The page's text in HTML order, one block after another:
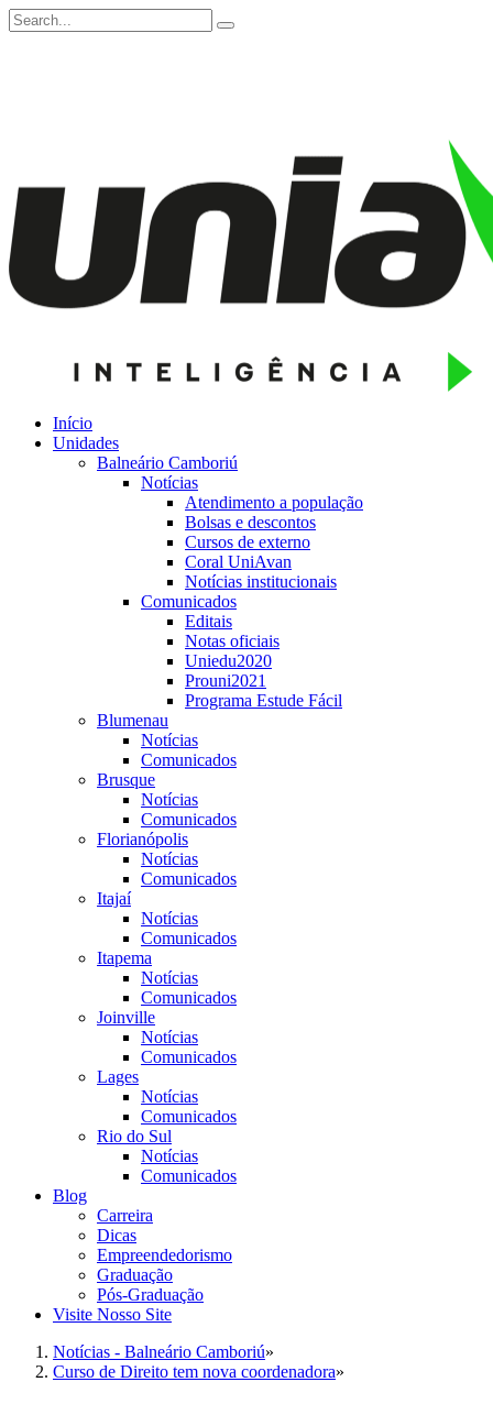
Início
Unidades
Balneário Camboriú
Notícias
Atendimento a população
Bolsas e descontos
Cursos de externo
Coral UniAvan
Notícias institucionais
Comunicados
Editais
Notas oficiais
Uniedu2020
Prouni2021
Programa Estude Fácil
Blumenau
Notícias
Comunicados
Brusque
Notícias
Comunicados
Florianópolis
Notícias
Comunicados
Itajaí
Notícias
Comunicados
Itapema
Notícias
Comunicados
Joinville
Notícias
Comunicados
Lages
Notícias
Comunicados
Rio do Sul
Notícias
Comunicados
Blog
Carreira
Dicas
Empreendedorismo
Graduação
Pós-Graduação
Visite Nosso Site
Notícias - Balneário Camboriú»
Curso de Direito tem nova coordenadora»